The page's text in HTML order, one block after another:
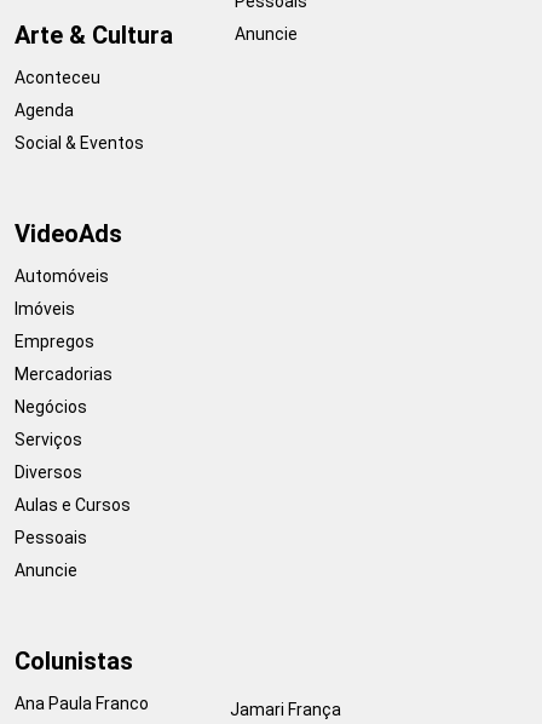
Arte & Cultura
Aconteceu
Agenda
Social & Eventos
Anuncie
VideoAds
Automóveis
Imóveis
Empregos
Mercadorias
Negócios
Serviços
Diversos
Aulas e Cursos
Pessoais
Anuncie
Colunistas
Ana Paula Franco
Jamari França